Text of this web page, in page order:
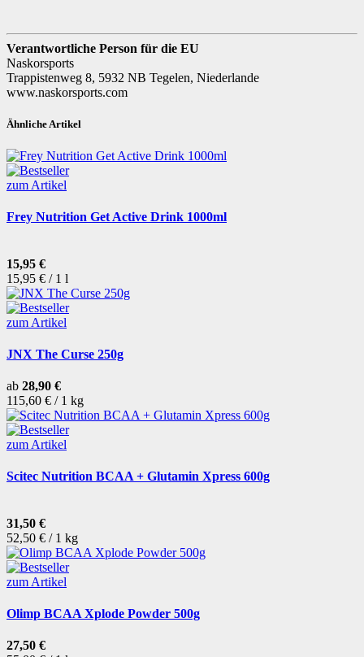
Verantwortliche Person für die EU
Naskorsports
Trappistenweg 8, 5932 NB Tegelen, Niederlande
www.naskorsports.com
Ähnliche Artikel
zum Artikel
Frey Nutrition Get Active Drink 1000ml
15,95 €
15,95 € / 1 l
zum Artikel
JNX The Curse 250g
ab 28,90 €
115,60 € / 1 kg
zum Artikel
Scitec Nutrition BCAA + Glutamin Xpress 600g
31,50 €
52,50 € / 1 kg
zum Artikel
Olimp BCAA Xplode Powder 500g
27,50 €